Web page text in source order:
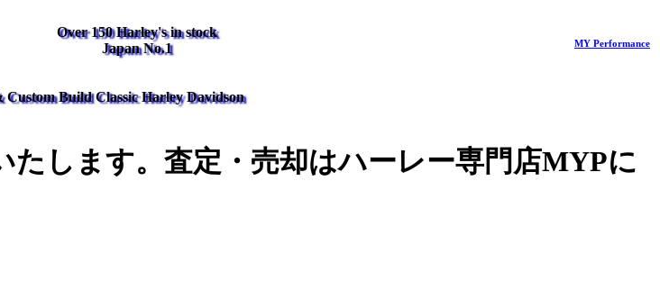
Over 150 Harley's in stock
Japan No.1
MY Performance
Build Classic Harley Davidson
します。査定・売却はハーレー専門店MYPに